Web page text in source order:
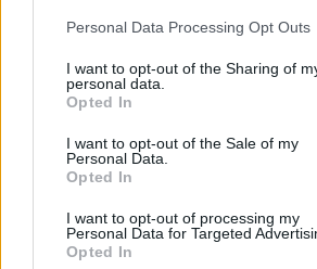
Please note that this website/app uses
not limited to your visit or usage
grant or deny consent to Google and its
use your data for below specified
consent section.
Personal Data Processing Opt Outs
I want to opt-out of the Sharing of
personal data.
Opted In
I want to opt-out of the Sale of my
Personal Data.
Opted In
I want to opt-out of processing my
Personal Data for Targeted
Opted In
Petrolio in calo: Brent a 91,82$, ribassi a
Andrea Innocenti · 5 Ago 2026